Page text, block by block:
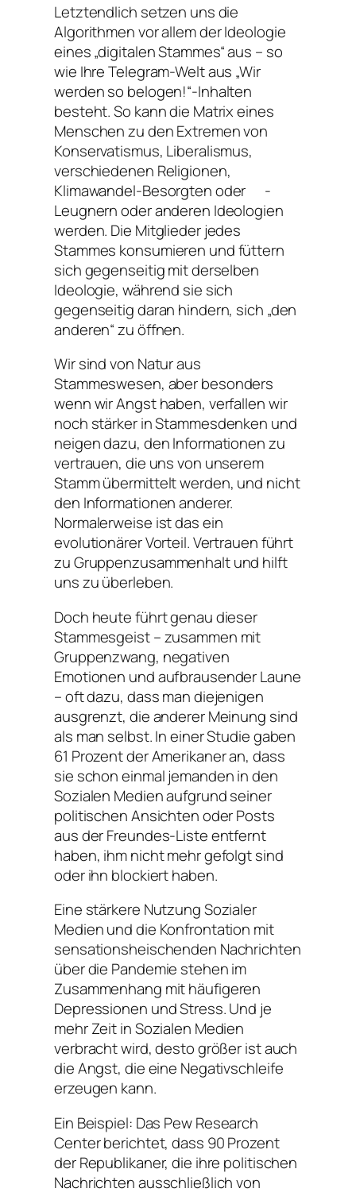
Letztendlich setzen uns die
Algorithmen vor allem der Ideologie
eines „digitalen Stammes“ aus – so
wie Ihre Telegram-Welt aus „Wir
werden so belogen!“-Inhalten
besteht. So kann die Matrix eines
Menschen zu den Extremen von
Konservatismus, Liberalismus,
verschiedenen Religionen,
Klimawandel-Besorgten oder -
Leugnern oder anderen Ideologien
werden. Die Mitglieder jedes
Stammes konsumieren und füttern
sich gegenseitig mit derselben
Ideologie, während sie sich
gegenseitig daran hindern, sich „den
anderen“ zu öffnen.
Wir sind von Natur aus
Stammeswesen, aber besonders
wenn wir Angst haben, verfallen wir
noch stärker in Stammesdenken und
neigen dazu, den Informationen zu
vertrauen, die uns von unserem
Stamm übermittelt werden, und nicht
den Informationen anderer.
Normalerweise ist das ein
evolutionärer Vorteil. Vertrauen führt
zu Gruppenzusammenhalt und hilft
uns zu überleben.
Doch heute führt genau dieser
Stammesgeist – zusammen mit
Gruppenzwang, negativen
Emotionen und aufbrausender Laune
– oft dazu, dass man diejenigen
ausgrenzt, die anderer Meinung sind
als man selbst. In einer Studie gaben
61 Prozent der Amerikaner an, dass
sie schon einmal jemanden in den
Sozialen Medien aufgrund seiner
politischen Ansichten oder Posts
aus der Freundes-Liste entfernt
haben, ihm nicht mehr gefolgt sind
oder ihn blockiert haben.
Eine stärkere Nutzung Sozialer
Medien und die Konfrontation mit
sensationsheischenden Nachrichten
über die Pandemie stehen im
Zusammenhang mit häufigeren
Depressionen und Stress. Und je
mehr Zeit in Sozialen Medien
verbracht wird, desto größer ist auch
die Angst, die eine Negativschleife
erzeugen kann.
Ein Beispiel: Das Pew Research
Centerberichtet, dass 90 Prozent
der Republikaner, die ihre politischen
Nachrichten ausschließlich von